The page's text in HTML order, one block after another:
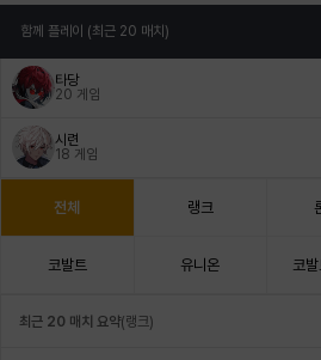
함께 플레이 (최근 20 매치)
타당
20 게임
시련
18 게임
전체 랭크
코발트 유니온 코
최근 20 매치 요약(랭크)